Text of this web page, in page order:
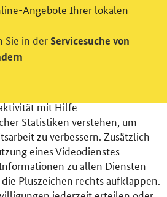
für Wirtschaft und Energie
Inhaltsverzeichnis
und / oder
mit Hilfe
Statistiken verstehen, um
zu verbessern. Zusätzlich
eines Videodienstes
zu allen Diensten
Pluszeichen rechts aufklappen.
Angebote Ihrer lokalen
Sie in der Servicesuche von